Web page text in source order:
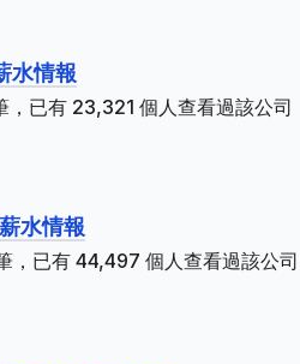
水情報
已有 23,321 個人查看過該公司
水情報
，已有 44,497 個人查看過該公司